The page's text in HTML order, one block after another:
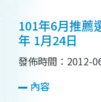
101年6月推
年 1月24日
發佈時間：2012-
內容